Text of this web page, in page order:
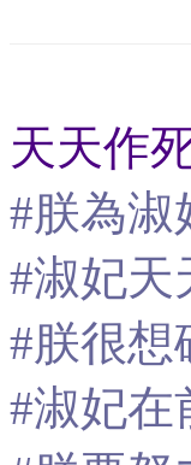
天天作
#朕為淑
#淑妃天
#朕很想
#淑妃在